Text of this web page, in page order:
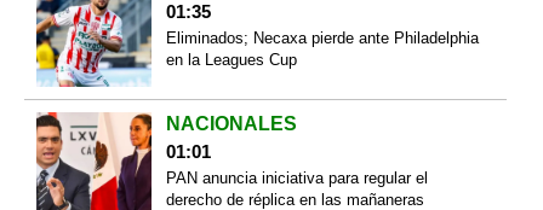
01:35
Eliminados; Necaxa pierde ante Philadelphia
en la Leagues Cup
NACIONALES
01:01
PAN anuncia iniciativa para regular el
derecho de réplica en las mañaneras